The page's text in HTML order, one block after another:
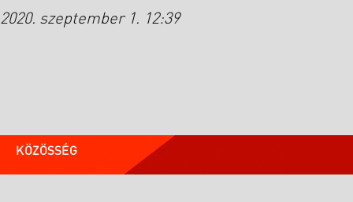
2020. szeptember 1. 12:39
KÖZÖSSÉG